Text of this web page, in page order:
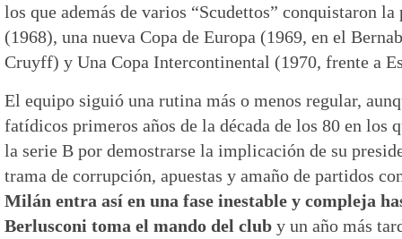
los que además de varios “Scudettos” conquistaron
(1968), una nueva Copa de Europa (1969, en el
Cruyff) y Una Copa Intercontinental (1970, frente a
El equipo siguió una rutina más o menos regular,
fatídicos primeros años de la década de los 80 en los
la serie B por demostrarse la implicación de su
trama de corrupción, apuestas y amaño de partidos
Milán entra así en una fase inestable y compleja
Berlusconi toma el mando del club y un año más